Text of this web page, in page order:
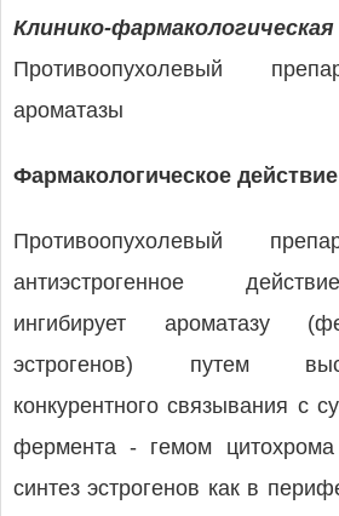
Клинико-
Противоопухолевый
ароматазы
Фармакологическое действие
Противоопухолевый
антиэстрогенное
ингибирует ароматазу
эстрогенов) путем
конкурентного связывания с
фермента - гемом цитохрома
синтез эстрогенов как в